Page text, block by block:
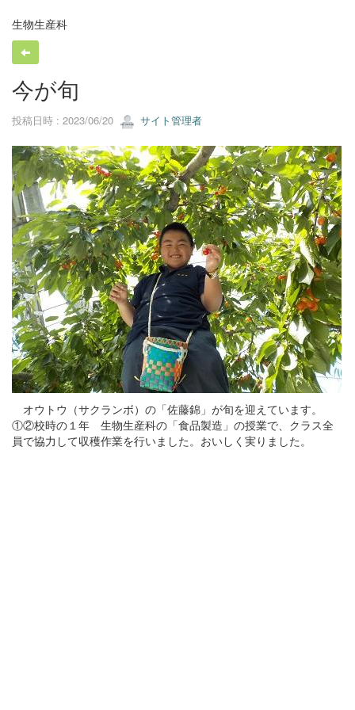
生物生産科
今が旬
投稿日時 : 2023/06/20 サイト管理者
オウトウ（サクランボ）の「佐藤錦」が旬を迎えています。
①②校時の１年 生物生産科の「食品製造」の授業で、クラス全
員で協力して収穫作業を行いました。おいしく実りました。